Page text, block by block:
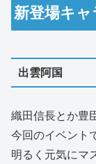
新登場キャ
出雲阿国
織田信長とか豊
今回のイベント
明るく元気にマ